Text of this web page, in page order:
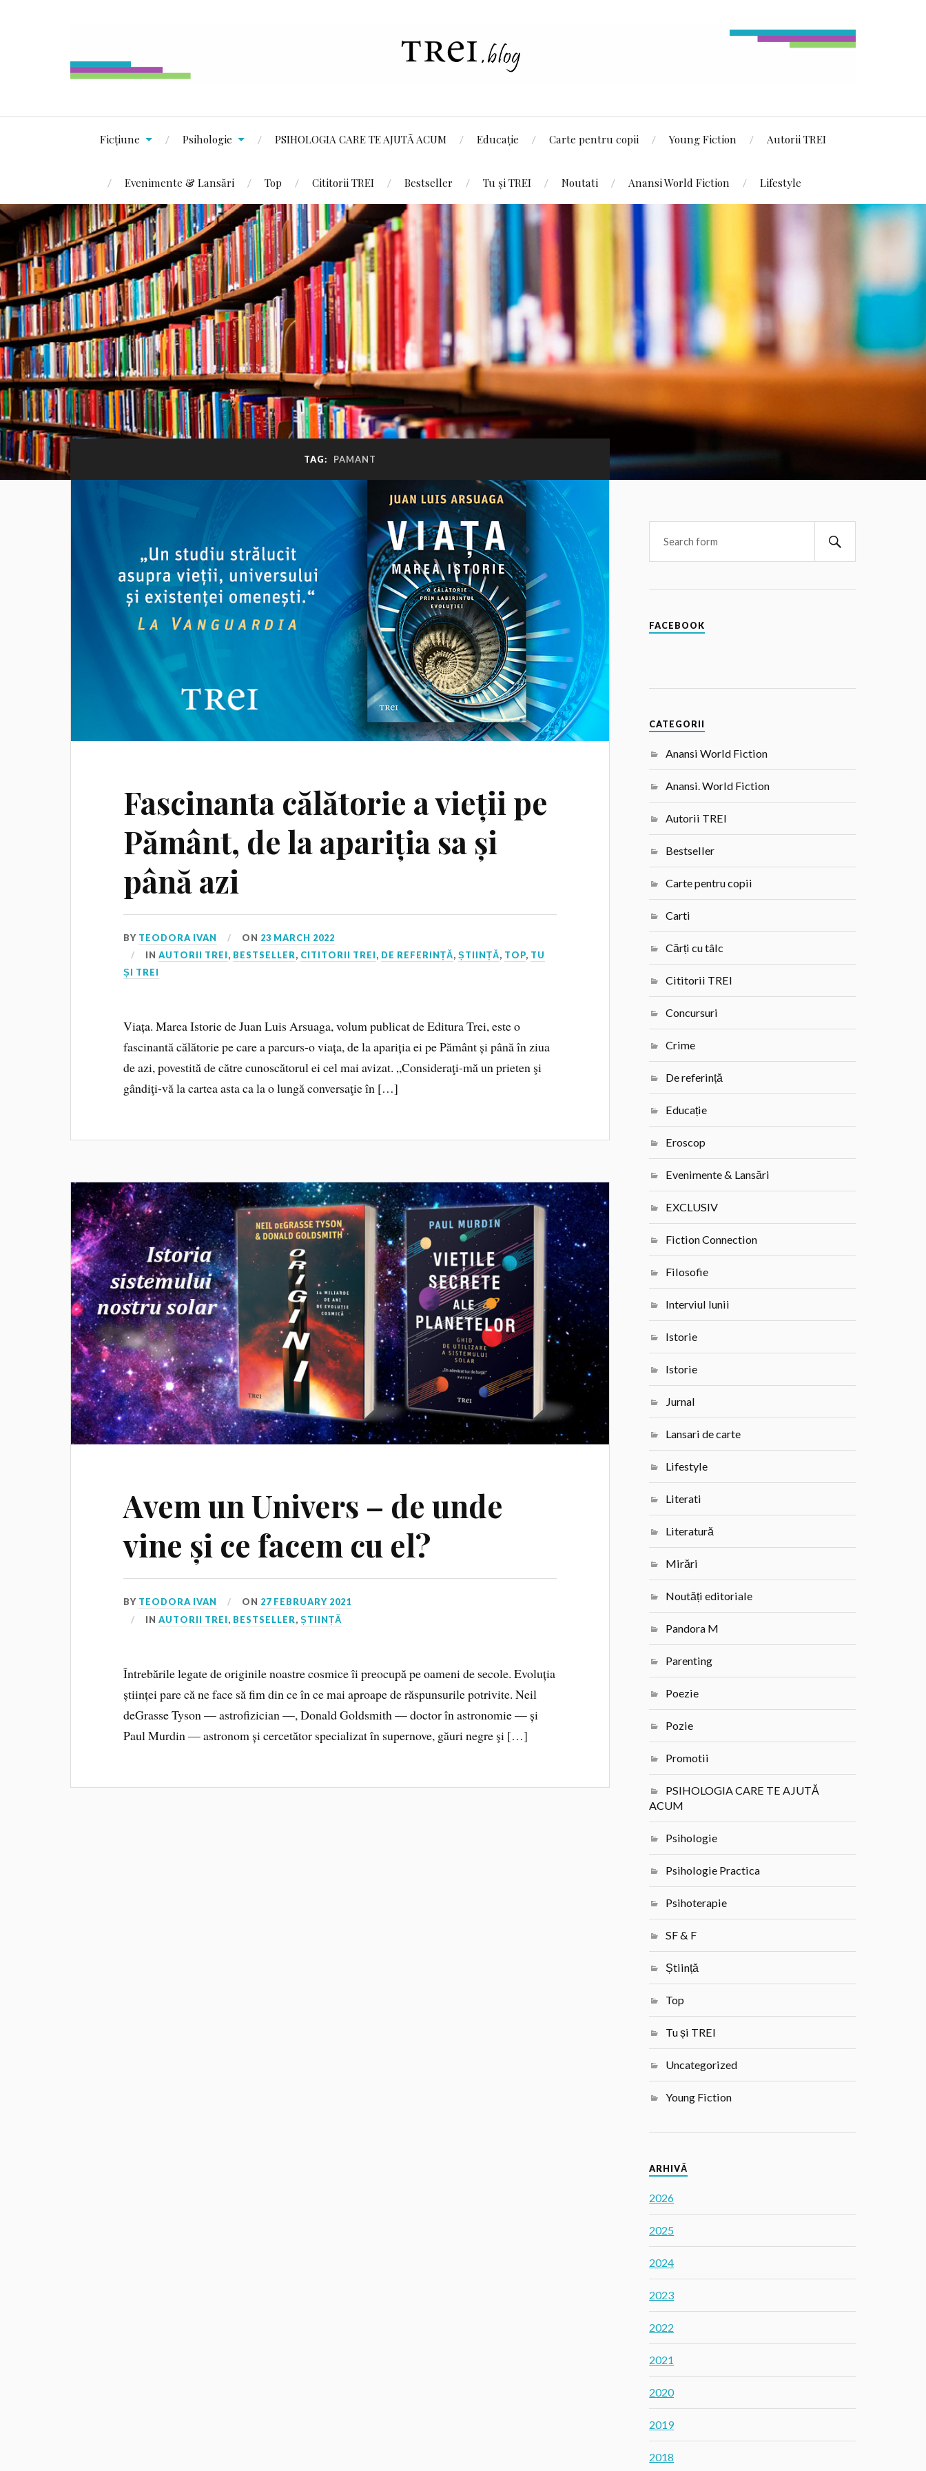
Ficțiune Psihologie PSIHOLOGIA CARE TE AJUTĂ ACUM Educație Carte pentru copii Young Fiction Autorii TREI
Evenimente & Lansări Top Cititorii TREI Bestseller Tu și TREI Noutati Anansi World Fiction Lifestyle
TAG: PAMANT
Fascinanta călătorie a vieții pe
Pământ, de la apariția sa și
până azi
BY TEODORA IVAN ON 23 MARCH 2022
INAUTORII TREI, BESTSELLER, CITITORII TREI, DE REFERINȚĂ,ȘTIINȚĂ, TOP, TU
ȘI TREI
Viața. Marea Istorie de Juan Luis Arsuaga, volum publicat de Editura Trei, este o
fascinantă călătorie pe care a parcurs-o viața, de la apariția ei pe Pământ și până în ziua
de azi, povestită de către cunoscătorul ei cel mai avizat. „Consideraţi-mă un prieten şi
gândiţi-vă la cartea asta ca la o lungă conversaţie în […]
Avem un Univers – de unde
vine și ce facem cu el?
BY TEODORA IVAN ON 27 FEBRUARY 2021
INAUTORII TREI, BESTSELLER,ȘTIINȚĂ
Întrebările legate de originile noastre cosmice îi preocupă pe oameni de secole. Evoluția
științei pare că ne face să fim din ce în ce mai aproape de răspunsurile potrivite. Neil
deGrasse Tyson — astrofizician —, Donald Goldsmith — doctor în astronomie — și
Paul Murdin — astronom și cercetător specializat în supernove, găuri negre şi […]
FACEBOOK
CATEGORII
Anansi World Fiction
Anansi. World Fiction
Autorii TREI
Bestseller
Carte pentru copii
Carti
Cărți cu tâlc
Cititorii TREI
Concursuri
Crime
De referință
Educație
Eroscop
Evenimente & Lansări
EXCLUSIV
Fiction Connection
Filosofie
Interviul lunii
Istorie
Istorie
Jurnal
Lansari de carte
Lifestyle
Literati
Literatură
Mirări
Noutăți editoriale
Pandora M
Parenting
Poezie
Pozie
Promotii
PSIHOLOGIA CARE TE AJUTĂ
ACUM
Psihologie
Psihologie Practica
Psihoterapie
SF & F
Știință
Top
Tu și TREI
Uncategorized
Young Fiction
ARHIVĂ
2026
2025
2024
2023
2022
2021
2020
2019
2018